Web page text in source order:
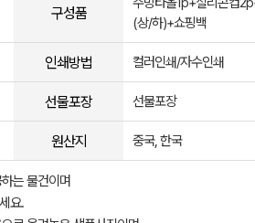
구성품
(상/하)+쇼핑백
인쇄방법 컬러인쇄/자수인쇄
선물포장 선물포장
원산지 중국, 한국
는 물건이며
요.